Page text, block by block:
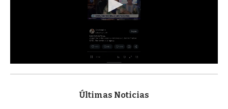
s
Últimas Noticias